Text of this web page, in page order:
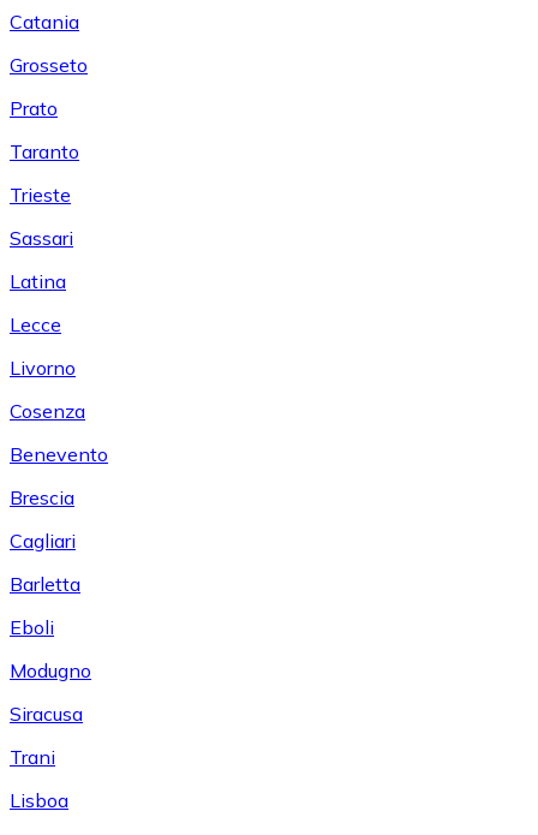
Catania
Grosseto
Prato
Taranto
Trieste
Sassari
Latina
Lecce
Livorno
Cosenza
Benevento
Brescia
Cagliari
Barletta
Eboli
Modugno
Siracusa
Trani
Lisboa